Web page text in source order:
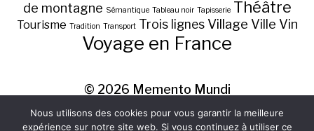
de montagne Sémantique Tableau noir Tapisserie Théâtre
Tourisme Tradition Transport Trois lignes Village Ville Vin
Voyage en France
© 2026 Memento Mundi
Nous utilisons des cookies pour vous garantir la meilleure
expérience sur notre site web. Si vous continuez à utiliser ce